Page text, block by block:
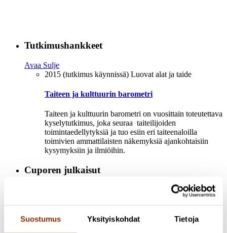
Suostumus Yksityiskohdat Tietoja
Tutkimushankkeet
Avaa Sulje
2015 (tutkimus käynnissä) Luovat alat ja taide
Taiteen ja kulttuurin barometri
Taiteen ja kulttuurin barometri on vuosittain toteutettava
kyselytutkimus, joka seuraa taiteilijoiden
toimintaedellytyksiä ja tuo esiin eri taiteenaloilla
toimivien ammattilaisten näkemyksiä ajankohtaisiin
kysymyksiin ja ilmiöihin.
Cuporen julkaisut
Taiteen ja kulttuurin barometri
2017
Cuporen julkaisut 2017Taiteen ja kulttuurin barometri